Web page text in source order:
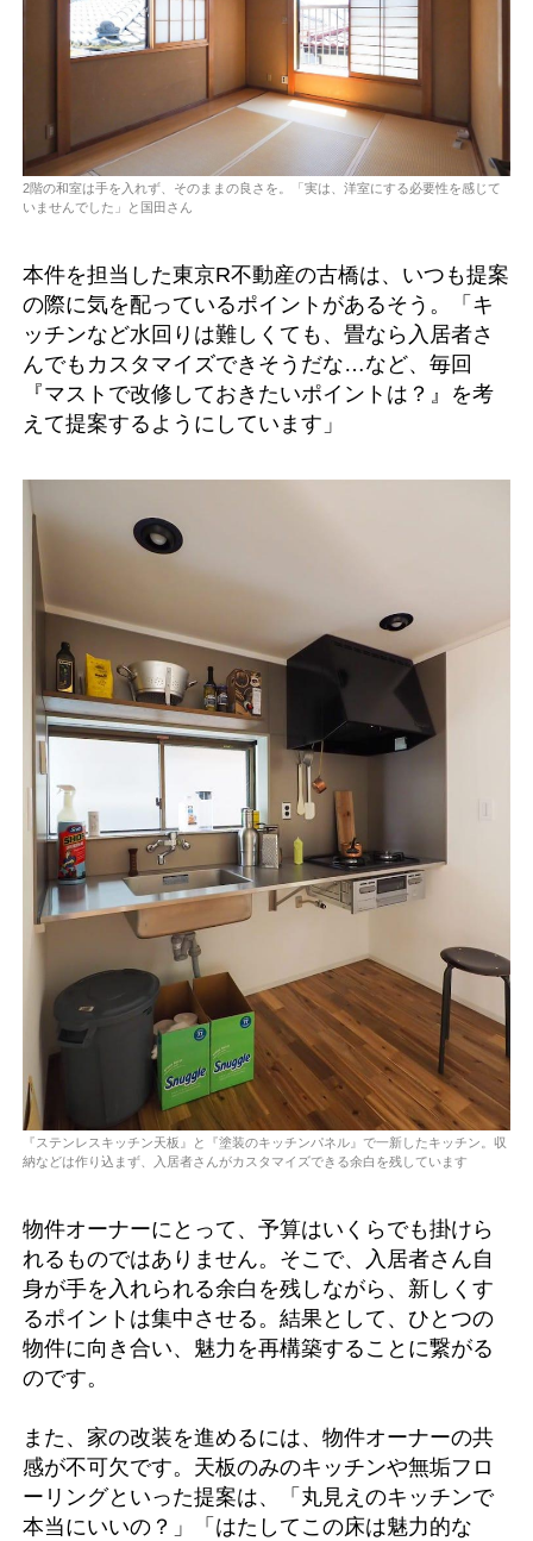
2階の和室は手を入れず、そのままの良さを。「実は、洋室にする必要性を感じて
いませんでした」と国田さん
本件を担当した東京R不動産の古橋は、いつも提案
の際に気を配っているポイントがあるそう。「キ
ッチンなど水回りは難しくても、畳なら入居者さ
んでもカスタマイズできそうだな…など、毎回
『マストで改修しておきたいポイントは？』を考
えて提案するようにしています」
『ステンレスキッチン天板』と『塗装のキッチンパネル』で一新したキッチン。収
納などは作り込まず、入居者さんがカスタマイズできる余白を残しています
物件オーナーにとって、予算はいくらでも掛けら
れるものではありません。そこで、入居者さん自
身が手を入れられる余白を残しながら、新しくす
るポイントは集中させる。結果として、ひとつの
物件に向き合い、魅力を再構築することに繋がる
のです。
また、家の改装を進めるには、物件オーナーの共
感が不可欠です。天板のみのキッチンや無垢フロ
ーリングといった提案は、「丸見えのキッチンで
本当にいいの？」「はたしてこの床は魅力的な